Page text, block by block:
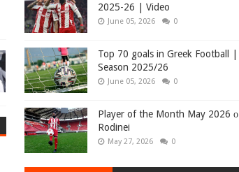
2025-26 | Video
June 05, 2026 0
Top 70 goals in Greek Football |
Season 2025/26
June 05, 2026 0
Player of the Month May 2026 ο
Rodinei
May 27, 2026 0